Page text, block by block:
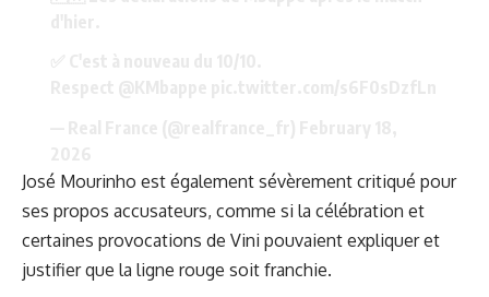
José Mourinho est également sévèrement critiqué pour
ses propos accusateurs, comme si la célébration et
certaines provocations de Vini pouvaient expliquer et
justifier que la ligne rouge soit franchie.